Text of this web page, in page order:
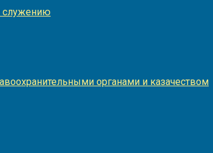
служению
органами и казачеством